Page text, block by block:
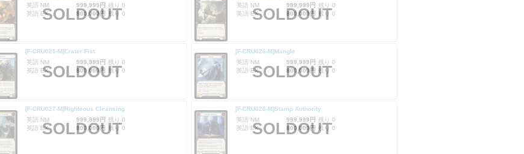
英語 NM
999,999円 残り 0
英語 EX
800,000円 残り 0
SOLDOUT
英語 NM
999,999円 残り 0
英語 EX
800,000円 残り 0
SOLDOUT
[F-CRU025-M]Crater Fist
英語 NM
999,999円 残り 0
英語 EX
800,000円 残り 0
SOLDOUT
[F-CRU026-M]Mangle
英語 NM
999,999円 残り 0
英語 EX
800,000円 残り 0
SOLDOUT
[F-CRU027-M]Righteous Cleansing
英語 NM
999,999円 残り 0
英語 EX
800,000円 残り 0
SOLDOUT
[F-CRU028-M]Stamp Authority
英語 NM
999,999円 残り 0
英語 EX
800,000円 残り 0
SOLDOUT